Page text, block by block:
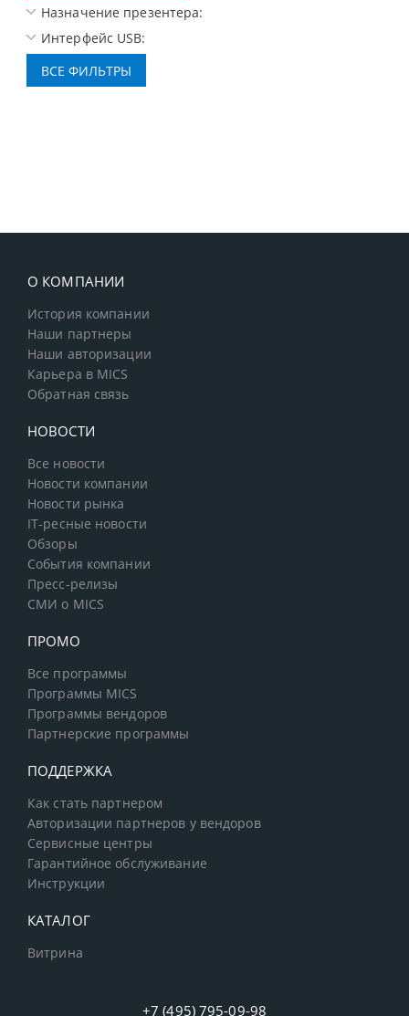
Назначение презентера:
Интерфейс USB:
О КОМПАНИИ
История компании
Наши партнеры
Наши авторизации
Карьера в MICS
Обратная связь
НОВОСТИ
Все новости
Новости компании
Новости рынка
IT-ресные новости
Обзоры
События компании
Пресс-релизы
СМИ о MICS
ПРОМО
Все программы
Программы MICS
Программы вендоров
Партнерские программы
ПОДДЕРЖКА
Как стать партнером
Авторизации партнеров у вендоров
Сервисные центры
Гарантийное обслуживание
Инструкции
КАТАЛОГ
Витрина
+7 (495) 795-09-98